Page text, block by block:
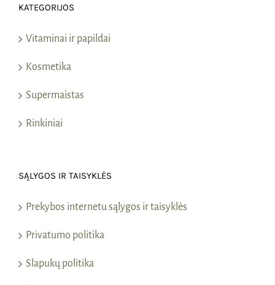
KATEGORIJOS
Vitaminai ir papildai
Kosmetika
Supermaistas
Rinkiniai
SĄLYGOS IR TAISYKLĖS
Prekybos internetu sąlygos ir taisyklės
Privatumo politika
Slapukų politika